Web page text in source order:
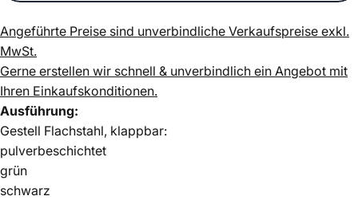
Angeführte Preise sind unverbindliche Verkaufspreise exkl.
MwSt.
Gerne erstellen wir schnell & unverbindlich ein Angebot mit
Ihren Einkaufskonditionen.
Ausführung:
Gestell Flachstahl, klappbar:
pulverbeschichtet
grün
schwarz